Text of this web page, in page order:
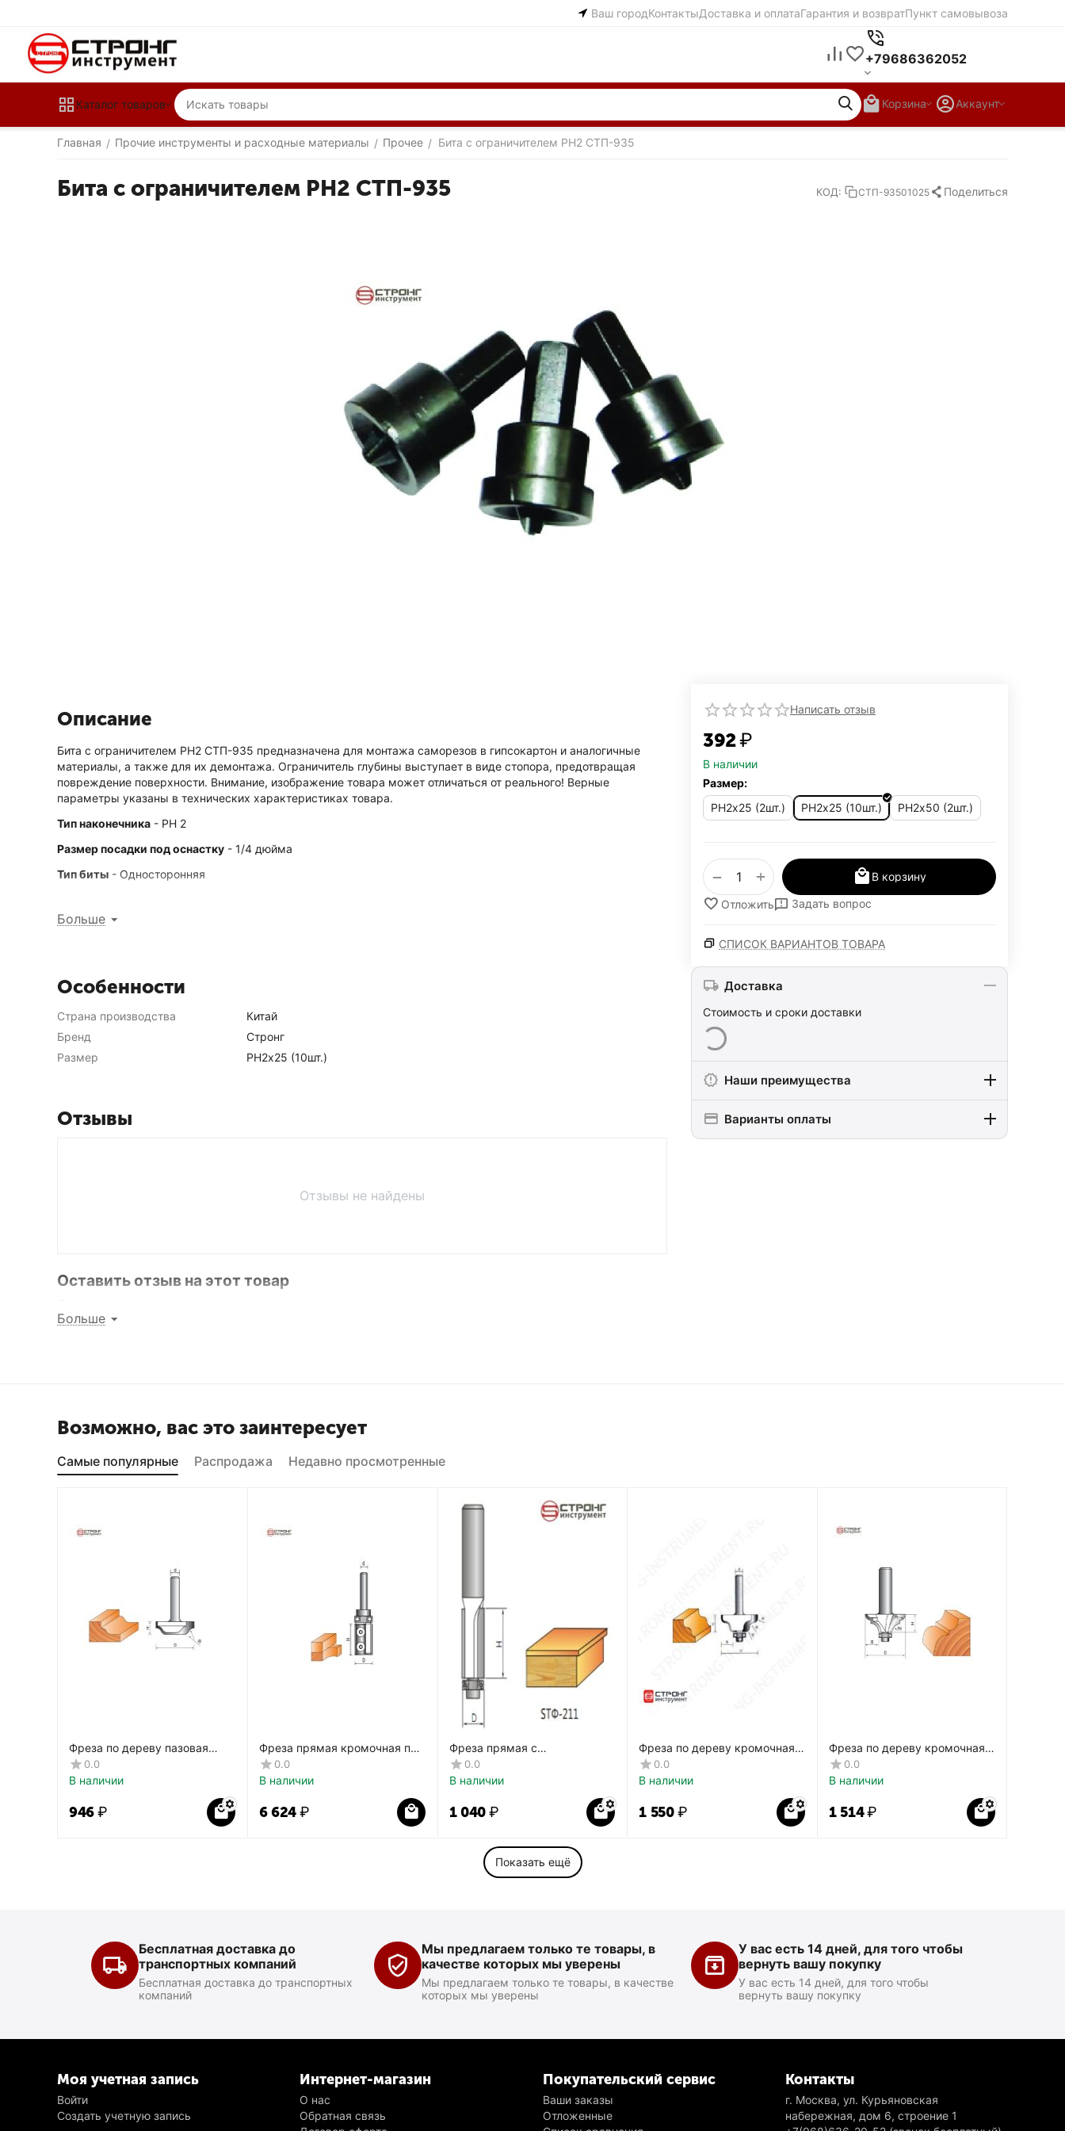
Ваш городКонтактыДоставка и оплатаГарантия и возвратПункт самовывоза
+79686362052
Каталог товаров Корзина Аккаунт
Главная / Прочие инструменты и расходные материалы / Прочее / Бита с ограничителем PH2 СТП-935
Бита с ограничителем PH2 СТП-935 КОД: СТП-93501025 Поделиться
Написать отзыв
‍392‍₽
В наличии
Размер:
PH2х25 (2шт.)
PH2х25 (10шт.) PH2х50 (2шт.)
+
− В корзину
Отложить Задать вопрос
СПИСОК ВАРИАНТОВ ТОВАРА
Доставка
Стоимость и сроки доставки
Наши преимущества
Варианты оплаты
Описание
Бита с ограничителем PH2 СTП-935 предназначена для монтажа саморезов в гипсокартон и аналогичные
материалы, а также для их демонтажа. Ограничитель глубины выступает в виде стопора, предотвращая
повреждение поверхности. Внимание, изображение товара может отличаться от реального! Верные
параметры указаны в технических характеристиках товара.
Тип наконечника - РН 2
Размер посадки под оснастку - 1/4 дюйма
Тип биты - Односторонняя
Больше
Особенности
Страна производства
Китай
Бренд
Стронг
Размер
PH2х25 (10шт.)
Отзывы
Отзывы не найдены
Оставить отзыв на этот товар
Больше
Возможно, вас это заинтересует
Самые популярные Распродажа Недавно просмотренные
Фреза по дереву пазовая
фасонная CTФ-2154
0.0
В наличии
‍946‍₽
Фреза прямая кромочная по
дереву, 8х19Dх40H мм,
CTФ-121
0.0
В наличии
6 624₽
Фреза прямая с
подшипником СТФ-211
0.0
В наличии
1 040₽
Фреза по дереву кромочная
фигурная CTФ-2030
0.0
В наличии
1 550 ₽
Фреза по дереву кромочная
фигурная CTФ-2022
0.0
В наличии
1 514₽
Показать ещё
Бесплатная доставка до
транспортных компаний
Бесплатная доставка до транспортных
компаний
Мы предлагаем только те товары, в
качестве которых мы уверены
Мы предлагаем только те товары, в качестве
которых мы уверены
У вас есть 14 дней, для того чтобы
вернуть вашу покупку
У вас есть 14 дней, для того чтобы
вернуть вашу покупку
Моя учетная запись
Войти
Создать учетную запись
Интернет-магазин
О нас
Обратная связь
Покупательский сервис
Ваши заказы
Отложенные
Контакты
г. Москва, ул. Курьяновская
набережная, дом 6, строение 1